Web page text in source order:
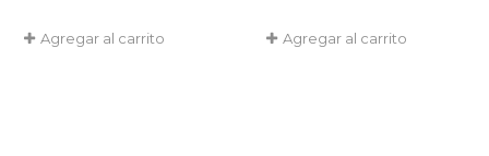
Agregar al carrito Agregar al carrito